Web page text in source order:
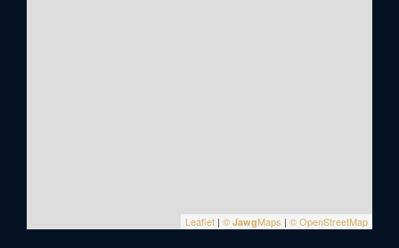
Leaflet | © JawgMaps | © OpenStreetMap